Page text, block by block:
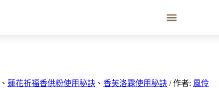
、 蓮花祈福香供粉使用秘訣 、 香芙洛霖使用秘訣 / 作者: 風伶